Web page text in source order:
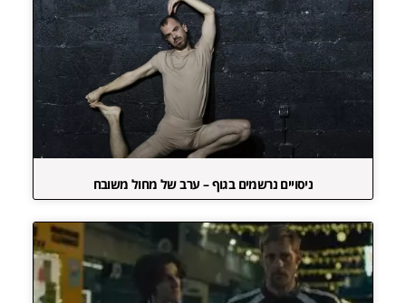
ניסויים נרשמים בגוף – ערב של מחול משובח